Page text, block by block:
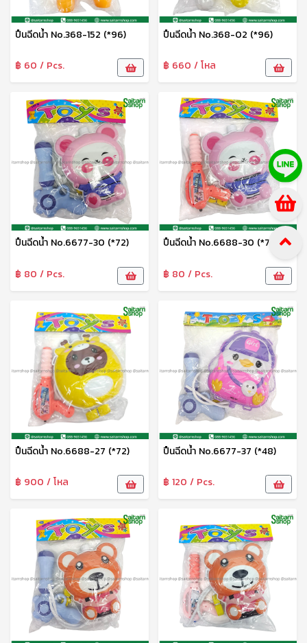
ปืนฉีดน้ำ No.368-152 (*96)
฿ 60 / Pcs.
ปืนฉีดน้ำ No.368-02 (*96)
฿ 660 / โหล
ปืนฉีดน้ำ No.6677-30 (*72)
฿ 80 / Pcs.
ปืนฉีดน้ำ No.6688-30 (*72)
฿ 80 / Pcs.
ปืนฉีดน้ำ No.6688-27 (*72)
฿ 900 / โหล
ปืนฉีดน้ำ No.6677-37 (*48)
฿ 120 / Pcs.